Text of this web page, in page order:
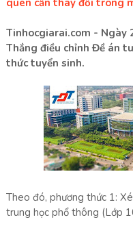
quen cần thay đổi trong
Tinhocgiarai.com - Ngày
Thắng điều chỉnh Đề án
thức tuyển sinh.
Theo đó, phương thức 1:
trung học phổ thông (Lớp